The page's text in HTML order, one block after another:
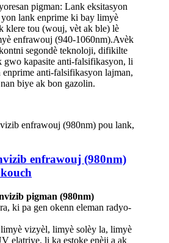
pigman: Lank eksitasyon
lank enprime ki bay limyè
klere tou (wouj, vèt ak ble) lè
enfrawouj (940-1060nm).Avèk
segondè teknoloji, difikilte
gwo kapasite anti-falsifikasyon, li
enprime anti-falsifikasyon lajman,
biye ak bon gazolin.
enfrawouj (980nm)
pigman (980nm)
ki pa gen okenn eleman radyo-
vizyèl, limyè solèy la, limyè
elatriye, li ka estoke enèji a ak